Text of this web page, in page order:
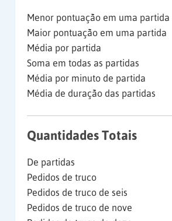
Menor pontuação em uma partida
Maior pontuação em uma partida
Média por partida
Soma em todas as partidas
Média por minuto de partida
Média de duração das partidas
Quantidades Totais
De partidas
Pedidos de truco
Pedidos de truco de seis
Pedidos de truco de nove